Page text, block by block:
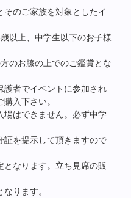
のご家族を対象としたイ
以上、中学生以下のお子様
のお膝の上でのご鑑賞とな
者でイベントに参加され
入下さい。
はできません。必ず中学
を提示して頂きますので
なります。立ち見席の販
ります。